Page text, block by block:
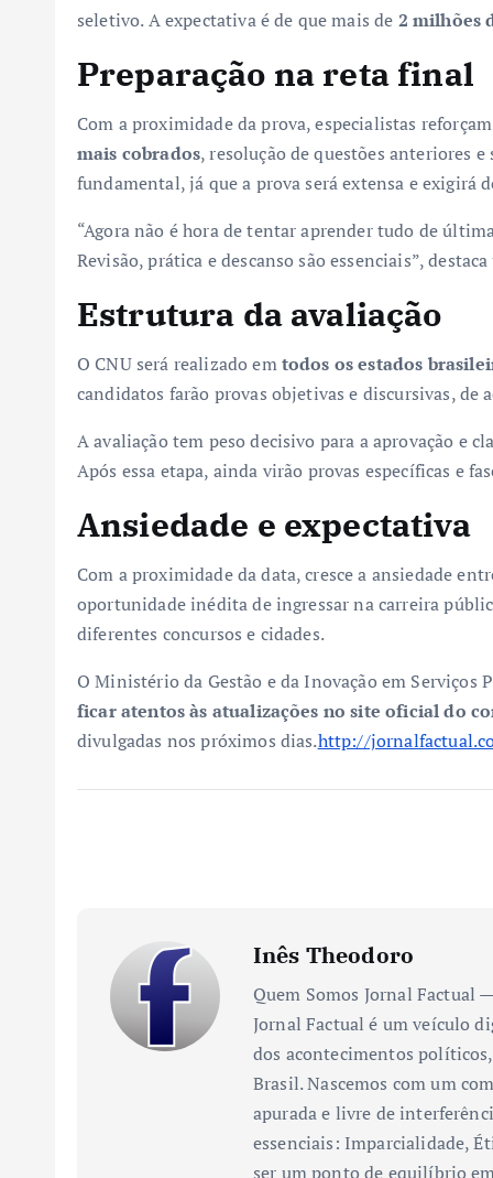
seletivo. A expectativa é de que mais de 2 milhões
Preparação na reta final
Com a proximidade da prova, especialistas
mais cobrados, resolução de questões anteriores
fundamental, já que a prova será extensa e
“Agora não é hora de tentar aprender tudo de
Revisão, prática e descanso são essenciais”,
Estrutura da avaliação
O CNU será realizado emtodos os estados
candidatos farão provas objetivas e discursivas, de
A avaliação tem peso decisivo para a aprovação e
Após essa etapa, ainda virão provas específicas e
Ansiedade e expectativa
Com a proximidade da data, cresce a ansiedade
oportunidade inédita de ingressar na carreira
diferentes concursos e cidades.
O Ministério da Gestão e da Inovação em
ficar atentos às atualizações no site oficial do
divulgadas nos próximos dias.http://
Inês Theodoro
Quem Somos Jornal Factual
Jornal Factual é um veículo
dos acontecimentos
Brasil. Nascemos com um
apurada e livre de
essenciais: Imparcialidade,
ser um ponto de equilíbrio